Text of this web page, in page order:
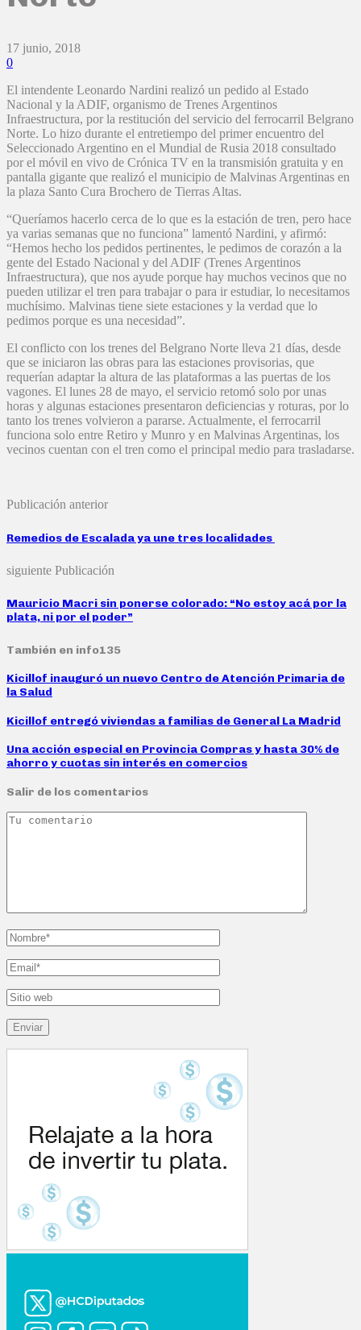
17 junio, 2018
0
El intendente Leonardo Nardini realizó un pedido al Estado
Nacional y la ADIF, organismo de Trenes Argentinos
Infraestructura, por la restitución del servicio del ferrocarril Belgrano
Norte. Lo hizo durante el entretiempo del primer encuentro del
Seleccionado Argentino en el Mundial de Rusia 2018 consultado
por el móvil en vivo de Crónica TV en la transmisión gratuita y en
pantalla gigante que realizó el municipio de Malvinas Argentinas en
la plaza Santo Cura Brochero de Tierras Altas.
“Queríamos hacerlo cerca de lo que es la estación de tren, pero hace
ya varias semanas que no funciona” lamentó Nardini, y afirmó:
“Hemos hecho los pedidos pertinentes, le pedimos de corazón a la
gente del Estado Nacional y del ADIF (Trenes Argentinos
Infraestructura), que nos ayude porque hay muchos vecinos que no
pueden utilizar el tren para trabajar o para ir estudiar, lo necesitamos
muchísimo. Malvinas tiene siete estaciones y la verdad que lo
pedimos porque es una necesidad”.
El conflicto con los trenes del Belgrano Norte lleva 21 días, desde
que se iniciaron las obras para las estaciones provisorias, que
requerían adaptar la altura de las plataformas a las puertas de los
vagones. El lunes 28 de mayo, el servicio retomó solo por unas
horas y algunas estaciones presentaron deficiencias y roturas, por lo
tanto los trenes volvieron a pararse. Actualmente, el ferrocarril
funciona solo entre Retiro y Munro y en Malvinas Argentinas, los
vecinos cuentan con el tren como el principal medio para trasladarse.
Publicación anterior
Remedios de Escalada ya une tres localidades
siguiente Publicación
Mauricio Macri sin ponerse colorado: “No estoy acá por la
plata, ni por el poder”
También en info135
Kicillof inauguró un nuevo Centro de Atención Primaria de
la Salud
Kicillof entregó viviendas a familias de General La Madrid
Una acción especial en Provincia Compras y hasta 30% de
ahorro y cuotas sin interés en comercios
Salir de los comentarios